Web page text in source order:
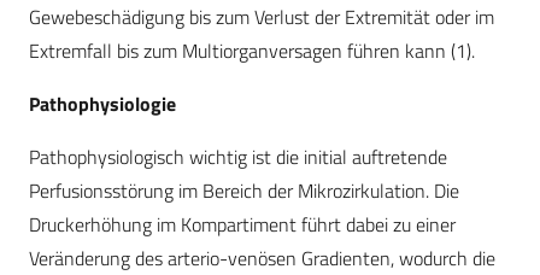
Gewebeschädigung bis zum Verlust der Extremität oder im
Extremfall bis zum Multiorganversagen führen kann (1).
Pathophysiologie
Pathophysiologisch wichtig ist die initial auftretende
Perfusionsstörung im Bereich der Mikrozirkulation. Die
Druckerhöhung im Kompartiment führt dabei zu einer
Veränderung des arterio-venösen Gradienten, wodurch die